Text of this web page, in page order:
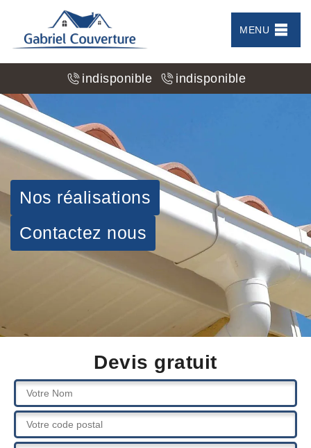
MENU
indisponible indisponible
Nos réalisations
Contactez nous
Devis gratuit